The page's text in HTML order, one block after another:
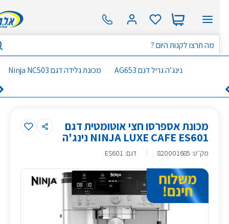
נינג’ה גריל דגם AG653 מכונת גלידה דגם Ninja NC503
מכונת אספרסו חצי אוטומטית דגם
NINJA LUXE CAFE ES601 נינג'ה
מק״ט:
820001685 דגם: ES601